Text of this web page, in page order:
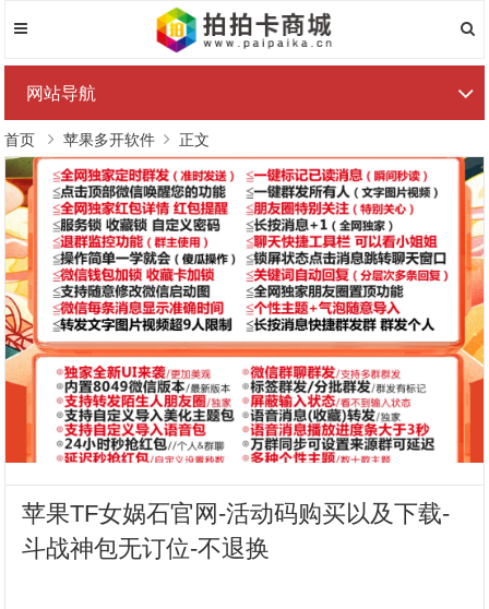
网站导航
首页 苹果多开软件 正文
苹果TF女娲石官网-活动码购买以及下载-
斗战神包无订位-不退换